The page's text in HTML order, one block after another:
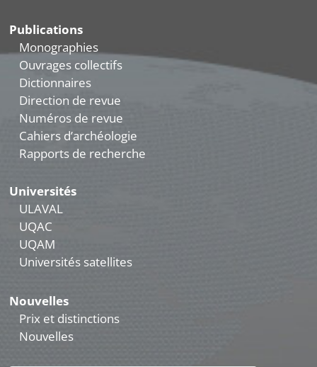
Publications
Monographies
Ouvrages collectifs
Dictionnaires
Direction de revue
Numéros de revue
Cahiers d’archéologie
Rapports de recherche
Universités
ULAVAL
UQAC
UQAM
Universités satellites
Nouvelles
Prix et distinctions
Nouvelles